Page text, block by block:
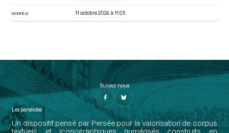
MODIFIÉ LE 11 octobre 2024 à 11:05
Suivez-nous
Les perséides
Un dispositif pensé par Persée pour la valorisation de corpus